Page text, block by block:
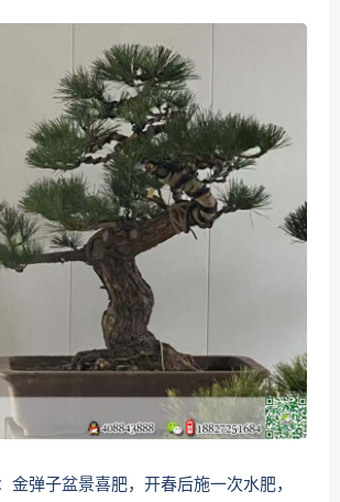
金弹子盆景喜肥，开春后施一次水肥，